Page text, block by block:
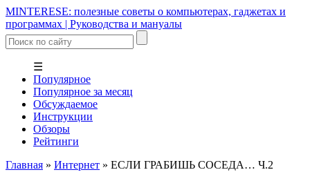
MINTERESE: полезные советы о компьютерах, гаджетах и
программах | Руководства и мануалы
☰
Популярное
Популярное за месяц
Обсуждаемое
Инструкции
Обзоры
Рейтинги
Главная » Интернет » ЕСЛИ ГРАБИШЬ СОСЕДА… Ч.2